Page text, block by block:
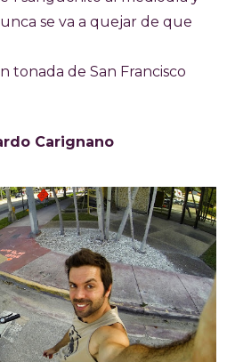
se va a quejar de que
tonada de San Francisco
Carignano